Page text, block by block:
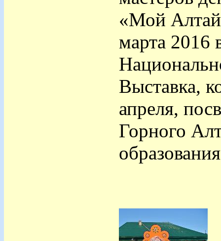
«Мой
марта 2016
Выставка,
апреля,
Горного